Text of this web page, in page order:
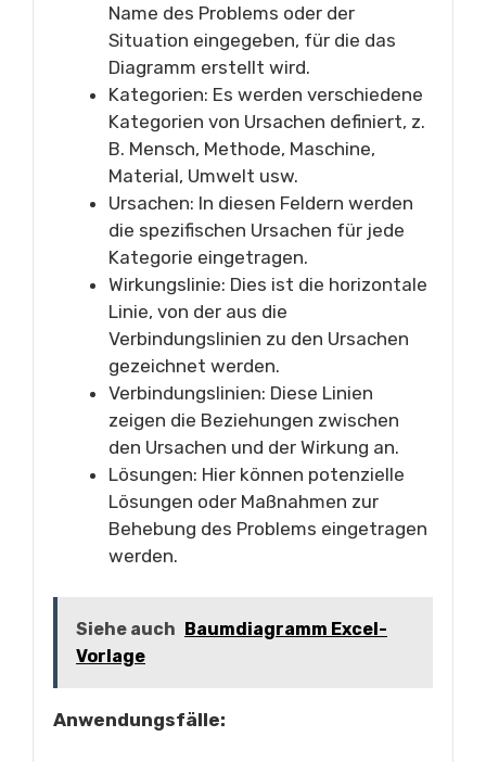
Name des Problems oder der
Situation eingegeben, für die das
Diagramm erstellt wird.
Kategorien: Es werden verschiedene
Kategorien von Ursachen definiert, z.
B. Mensch, Methode, Maschine,
Material, Umwelt usw.
Ursachen: In diesen Feldern werden
die spezifischen Ursachen für jede
Kategorie eingetragen.
Wirkungslinie: Dies ist die horizontale
Linie, von der aus die
Verbindungslinien zu den Ursachen
gezeichnet werden.
Verbindungslinien: Diese Linien
zeigen die Beziehungen zwischen
den Ursachen und der Wirkung an.
Lösungen: Hier können potenzielle
Lösungen oder Maßnahmen zur
Behebung des Problems eingetragen
werden.
Siehe auch Baumdiagramm Excel-
Vorlage
Anwendungsfälle: